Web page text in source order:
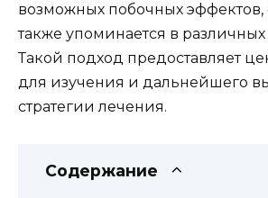
возможных побочных эффектов,
также упоминается в различных
Такой подход предоставляет
для изучения и дальнейшего
стратегии лечения.
Содержание